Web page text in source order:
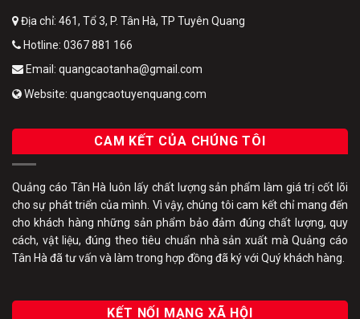
Địa chỉ: 461, Tổ 3, P. Tân Hà, TP Tuyên Quang
Hotline: 0367 881 166
Email: quangcaotanha@gmail.com
Website: quangcaotuyenquang.com
CAM KẾT CỦA CHÚNG TÔI
Quảng cáo Tân Hà luôn lấy chất lượng sản phẩm làm giá trị cốt lõi
cho sự phát triển của mình. Vì vậy, chúng tôi cam kết chỉ mang đến
cho khách hàng những sản phẩm bảo đảm đúng chất lượng, quy
cách, vật liệu, đúng theo tiêu chuẩn nhà sản xuất mà Quảng cáo
Tân Hà đã tư vấn và làm trong hợp đồng đã ký với Quý khách hàng.
KẾT NỐI MẠNG XÃ HỘI